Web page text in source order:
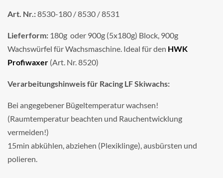
Art. Nr.:8530-180 / 8530 / 8531
Lieferform: 180g oder 900g (5x180g) Block, 900g
Wachswürfel für Wachsmaschine. Ideal für den HWK
Profiwaxer (Art. Nr. 8520)
Verarbeitungshinweis für Racing LF Skiwachs:
Bei angegebener Bügeltemperatur wachsen!
(Raumtemperatur beachten und Rauchentwicklung
vermeiden!)
15min abkühlen, abziehen (Plexiklinge), ausbürsten und
polieren.